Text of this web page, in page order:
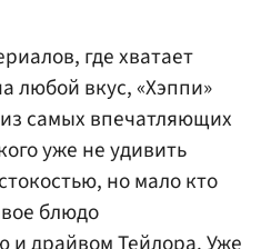
где хватает
любой вкус, «Хэппи»
самых впечатляющих
уже не удивить
но мало кто
блюдо